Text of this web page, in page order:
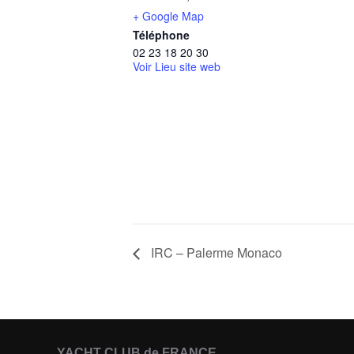
+ Google Map
Téléphone
02 23 18 20 30
Voir Lieu site web
IRC – Palerme Monaco